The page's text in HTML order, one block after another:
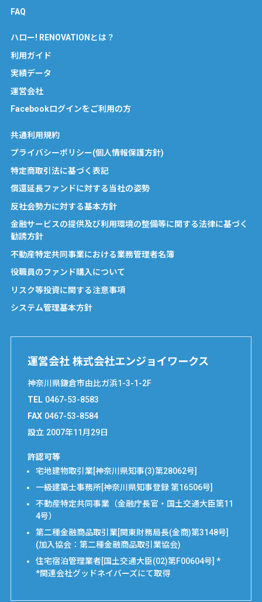
FAQ
ハロー! RENOVATIONとは？
利用ガイド
実績データ
運営会社
Facebookログインをご利用の方
共通利用規約
プライバシーポリシー(個人情報保護方針)
特定商取引法に基づく表記
償還延長ファンドに対する当社の姿勢
反社会勢力に対する基本方針
金融サービスの提供及び利用環境の整備等に関する法律に基づく
勧誘方針
不動産特定共同事業における業務管理者名簿
役職員のファンド購入について
リスク等投資に関する注意事項
システム管理基本方針
運営会社 株式会社エンジョイワークス
神奈川県鎌倉市由比ガ浜1-3-1-2F
TEL 0467-53-8583
FAX 0467-53-8584
設立 2007年11月29日
許認可等
宅地建物取引業[神奈川県知事(3)第28062号]
一級建築士事務所[神奈川県知事登録 第16506号]
不動産特定共同事業（金融庁長官・国土交通大臣第11
4号）
第二種金融商品取引業[関東財務局長(金商)第3148号]
(加入協会：第二種金融商品取引業協会)
住宅宿泊管理業者[国土交通大臣(02)第F00604号] *
*関連会社グッドネイバーズにて取得